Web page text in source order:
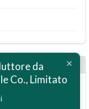
da
Co., Limitato